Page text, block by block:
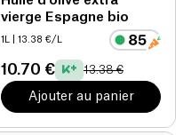
vierge Espagne bio
1L | 13.38 €/L
10.70 € 13.38 €
Ajouter au panier